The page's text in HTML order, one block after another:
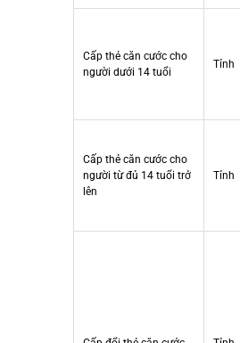
Cấp thẻ căn cước cho
người dưới 14 tuổi
Tỉnh
Cấp thẻ căn cước cho
người từ đủ 14 tuổi trở
lên
Tỉnh